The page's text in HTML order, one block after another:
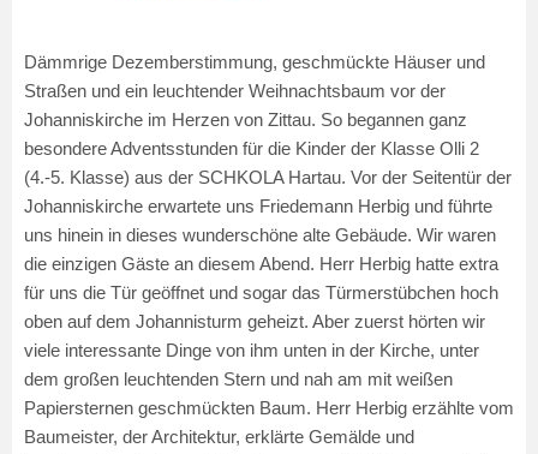
Dämmrige Dezemberstimmung, geschmückte Häuser und
Straßen und ein leuchtender Weihnachtsbaum vor der
Johanniskirche im Herzen von Zittau. So begannen ganz
besondere Adventsstunden für die Kinder der Klasse Olli 2
(4.-5. Klasse) aus der SCHKOLA Hartau. Vor der Seitentür der
Johanniskirche erwartete uns Friedemann Herbig und führte
uns hinein in dieses wunderschöne alte Gebäude. Wir waren
die einzigen Gäste an diesem Abend. Herr Herbig hatte extra
für uns die Tür geöffnet und sogar das Türmerstübchen hoch
oben auf dem Johannisturm geheizt. Aber zuerst hörten wir
viele interessante Dinge von ihm unten in der Kirche, unter
dem großen leuchtenden Stern und nah am mit weißen
Papiersternen geschmückten Baum. Herr Herbig erzählte vom
Baumeister, der Architektur, erklärte Gemälde und